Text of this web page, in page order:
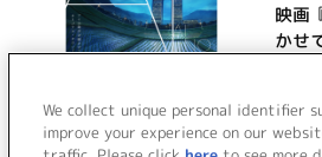
映画
かせ
We collect unique personal identifier
improve your experience on our